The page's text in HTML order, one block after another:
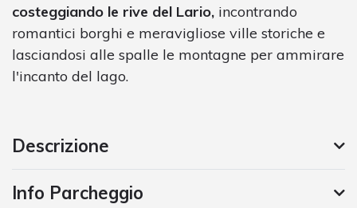
costeggiando le rive del Lario, incontrando
romantici borghi e meravigliose ville storiche e
lasciandosi alle spalle le montagne per ammirare
l'incanto del lago.
Descrizione
Info Parcheggio